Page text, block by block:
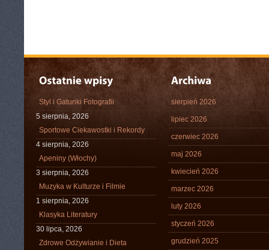
Styl i Gatunki Fotografii
5 sierpnia, 2026
Sportowe Ciekawostki i Rekordy
4 sierpnia, 2026
Apeniny (Włochy)
3 sierpnia, 2026
Muzyka w Kulturze i Filmie
1 sierpnia, 2026
Klasyka Literatury
30 lipca, 2026
Zdrowe Odżywianie i Dieta
sierpień 2026
lipiec 2026
czerwiec 2026
maj 2026
kwiecień 2026
marzec 2026
luty 2026
styczeń 2026
grudzień 2025